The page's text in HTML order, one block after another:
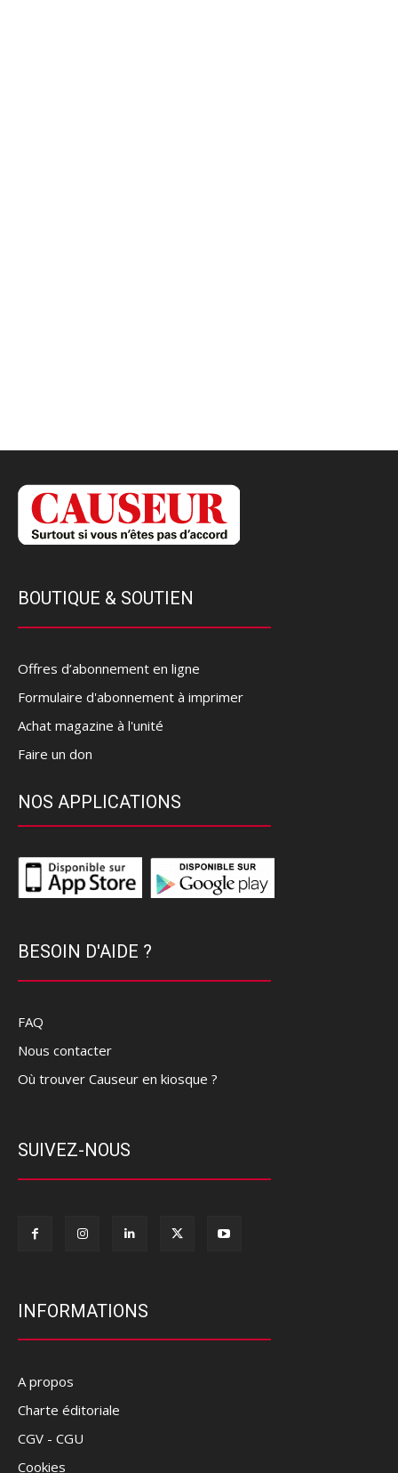
BOUTIQUE & SOUTIEN
Offres d’abonnement en ligne
Formulaire d'abonnement à imprimer
Achat magazine à l'unité
Faire un don
NOS APPLICATIONS
BESOIN D'AIDE ?
FAQ
Nous contacter
Où trouver Causeur en kiosque ?
SUIVEZ-NOUS
INFORMATIONS
A propos
Charte éditoriale
CGV - CGU
Cookies